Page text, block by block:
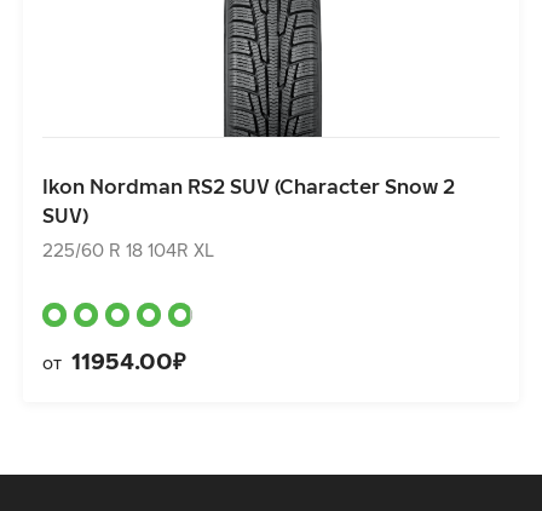
Ikon Nordman RS2 SUV (Character Snow 2
SUV)
225/60 R 18 104R XL
от 11954.00₽
Ikon Nordman RS2 SUV (Character Snow 2 SUV)
от11954.00₽